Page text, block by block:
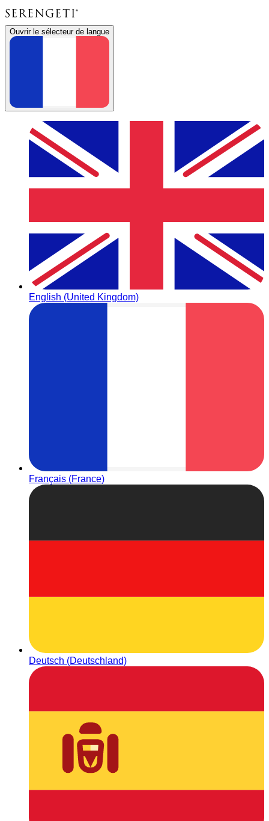
Ouvrir le sélecteur de langue
English (United Kingdom)
Français (France)
Deutsch (Deutschland)